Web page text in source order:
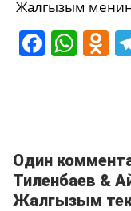
Жалгызым
Один
Тиленбаев &
Жалгызым